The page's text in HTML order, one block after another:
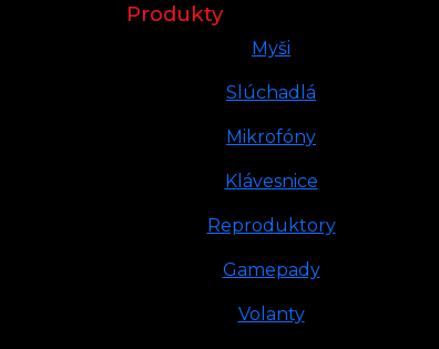
Produkty
Myši
Slúchadlá
Mikrofóny
Klávesnice
Reproduktory
Gamepady
Volanty